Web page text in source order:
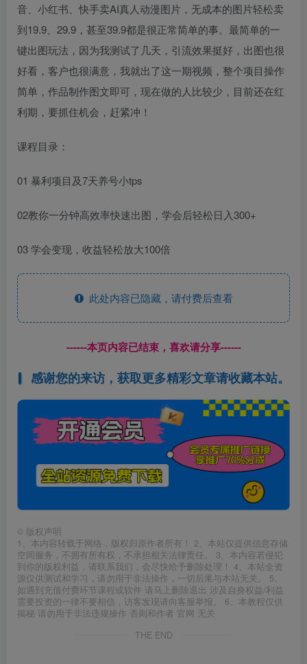
音、小红书、快手卖AI真人动漫图片，无成本的图片轻松卖
到19.9、29.9，甚至39.9都是很正常简单的事。最简单的一
键出图玩法，因为我测试了几天，引流效果挺好，出图也很
好看，客户也很满意，我就出了这一期视频，整个项目操作
简单，作品制作图文即可，现在做的人比较少，目前还在红
利期，要抓住机会，赶紧冲！
课程目录：
01 暴利项目及7天养号小tps
02教你一分钟高效率快速出图，学会后轻松日入300+
03 学会变现，收益轻松放大100倍
此处内容已隐藏，请付费后查看
------本页内容已结束，喜欢请分享------
感谢您的来访，获取更多精彩文章请收藏本站。
© 版权声明
1、本内容转载于网络，版权归原作者所有！ 2、本站仅提供信息存储
空间服务，不拥有所有权，不承担相关法律责任。 3、本内容若侵犯
到你的版权利益，请联系我们，会尽快给予删除处理！ 4、本站全资
源仅供测试和学习，请勿用于非法操作，一切后果与本站无关。 5、
如遇到充值付费环节课程或软件 请马上删除退出 涉及自身权益/利益
需要投资的一律不要相信，访客发现请向客服举报。 6、本教程仅供
揭秘 请勿用于非法违规操作 否则和作者 官网 无关
THE END